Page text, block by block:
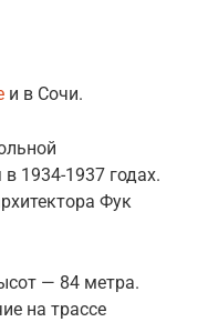
и в Сочи.
1934-1937 годах.
Фук
— 84 метра.
на трассе